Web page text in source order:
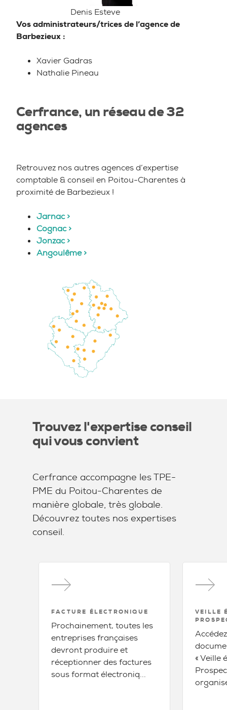
Denis Esteve
Vos administrateurs/trices de l’agence de
Barbezieux :
Xavier Gadras
Nathalie Pineau
Cerfrance, un réseau de 32
agences
Retrouvez nos autres agences d’expertise
comptable & conseil en Poitou-Charentes à
proximité de Barbezieux !
Jarnac >
Cognac >
Jonzac >
Angoulême >
Trouvez l'expertise conseil
qui vous convient
Cerfrance accompagne les TPE-
PME du Poitou-Charentes de
manière globale, très globale.
Découvrez toutes nos expertises
conseil.
FACTURE ÉLECTRONIQUE
Prochainement, toutes les
entreprises françaises
devront produire et
réceptionner des factures
sous format électroniq...
VEILLE
« Veille